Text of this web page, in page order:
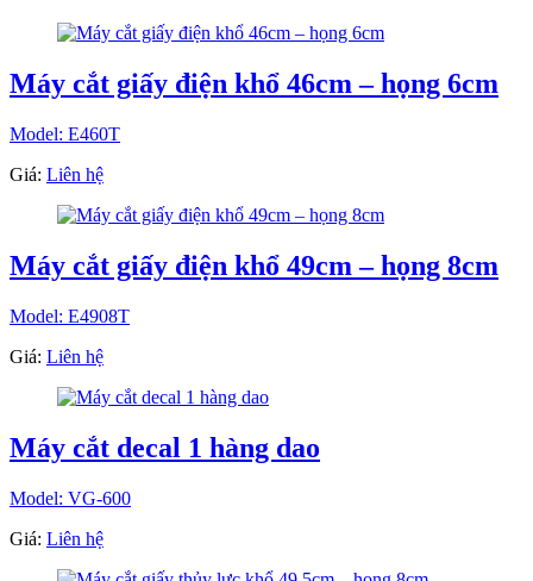
Máy cắt giấy điện khổ 46cm – họng 6cm
Model: E460T
Giá: Liên hệ
Máy cắt giấy điện khổ 49cm – họng 8cm
Model: E4908T
Giá: Liên hệ
Máy cắt decal 1 hàng dao
Model: VG-600
Giá: Liên hệ